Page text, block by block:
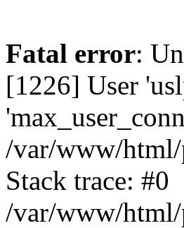
Fatal error:
[1226] User
/var/www/html/
Stack trace: #0
/var/www/html/